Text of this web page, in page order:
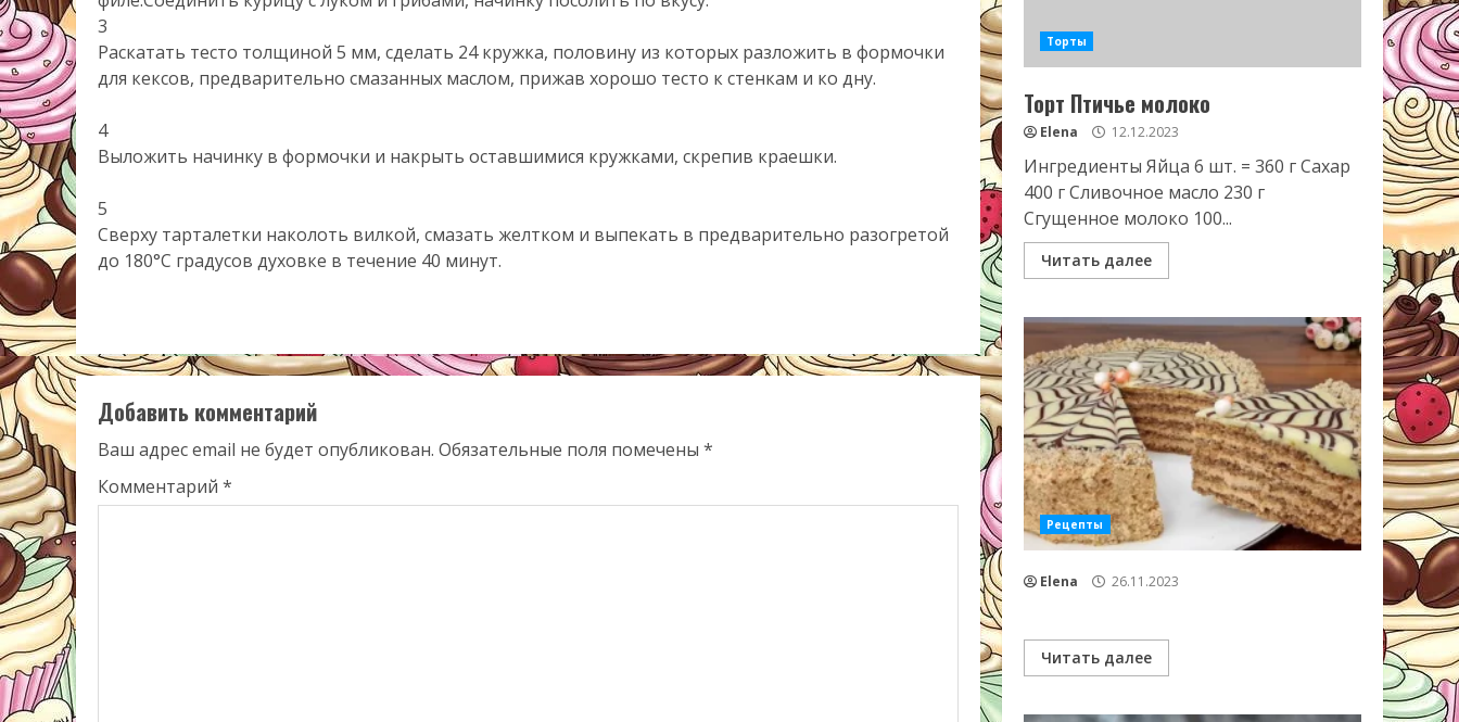
3
Раскатать тесто толщиной 5 мм, сделать 24 кружка, половину из которых разложить в формочки
для кексов, предварительно смазанных маслом, прижав хорошо тесто к стенкам и ко дну.
4
Выложить начинку в формочки и накрыть оставшимися кружками, скрепив краешки.
5
Сверху тарталетки наколоть вилкой, смазать желтком и выпекать в предварительно разогретой
до 180°С градусов духовке в течение 40 минут.
Добавить комментарий
Ваш адрес email не будет опубликован. Обязательные поля помечены *
Комментарий *
Торты
Торт Птичье молоко
Elena 12.12.2023
Ингредиенты Яйца 6 шт. = 360 г Сахар
400 г Сливочное масло 230 г
Сгущенное молоко 100...
Читать далее
Рецепты
Elena 26.11.2023
Читать далее